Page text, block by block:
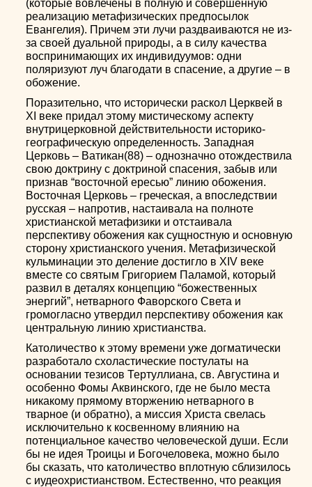
(которые вовлечены в полную и совершенную
реализацию метафизических предпосылок
Евангелия). Причем эти лучи раздваиваются не из-
за своей дуальной природы, а в силу качества
воспринимающих их индивидуумов: одни
поляризуют луч благодати в спасение, а другие – в
обожение.
Поразительно, что исторически раскол Церквей в
XI веке придал этому мистическому аспекту
внутрицерковной действительности историко-
географическую определенность. Западная
Церковь – Ватикан(88) – однозначно отождествила
свою доктрину с доктриной спасения, забыв или
признав “восточной ересью” линию обожения.
Восточная Церковь – греческая, а впоследствии
русская – напротив, настаивала на полноте
христианской метафизики и отстаивала
перспективу обожения как сущностную и основную
сторону христианского учения. Метафизической
кульминации это деление достигло в XIV веке
вместе со святым Григорием Паламой, который
развил в деталях концепцию “божественных
энергий”, нетварного Фаворского Света и
громогласно утвердил перспективу обожения как
центральную линию христианства.
Католичество к этому времени уже догматически
разработало схоластические постулаты на
основании тезисов Тертуллиана, св. Августина и
особенно Фомы Аквинского, где не было места
никакому прямому вторжению нетварного в
тварное (и обратно), а миссия Христа свелась
исключительно к косвенному влиянию на
потенциальное качество человеческой души. Если
бы не идея Троицы и Богочеловека, можно было
бы сказать, что католичество вплотную сблизилось
с иудеохристианством. Естественно, что реакция